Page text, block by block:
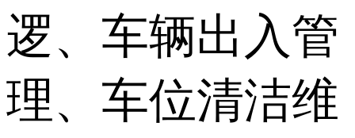
逻、车辆出入管
理、车位清洁维